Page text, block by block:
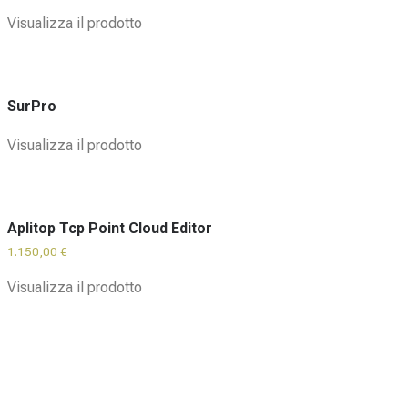
Visualizza il prodotto
SurPro
Visualizza il prodotto
Aplitop Tcp Point Cloud Editor
1.150,00 €
Visualizza il prodotto